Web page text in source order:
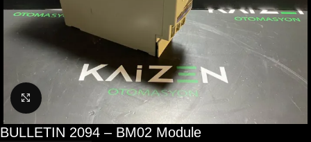
Büyütmek için tıklayın
BULLETIN 2094 – BM02 Module